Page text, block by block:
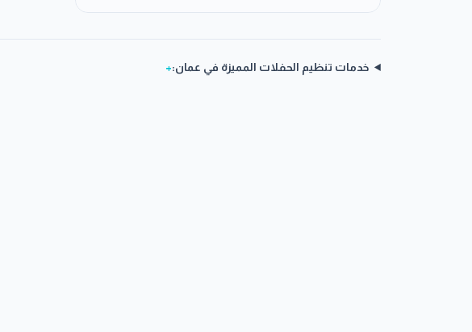
خدمات تنظيم الحفلات المميزة في عمان:+